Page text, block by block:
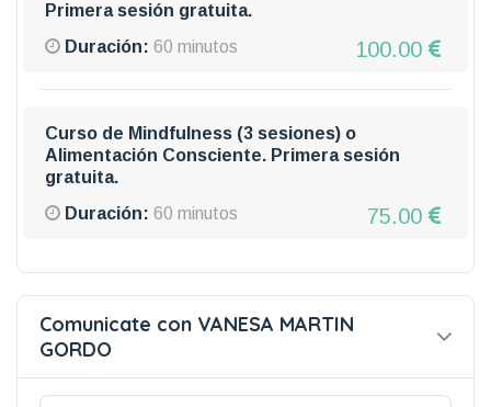
Primera sesión gratuita.
Duración: 60 minutos 100.00
Curso de Mindfulness (3 sesiones) o
Alimentación Consciente. Primera sesión
gratuita.
Duración: 60 minutos 75.00
Comunicate con VANESA MARTIN
GORDO